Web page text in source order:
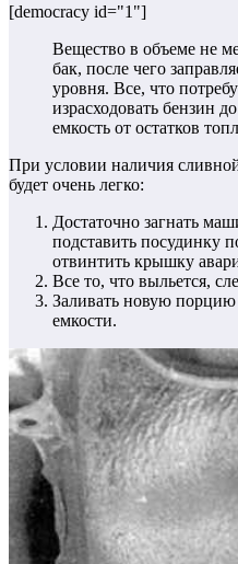
[democracy id="1"]
Вещество в объеме не
бак, после чего
уровня. Все, что
израсходовать бензин
емкость от остатков
При условии наличия
будет очень легко:
Достаточно загнать
подставить посудинку
отвинтить крышку
Все то, что выльется,
Заливать новую
емкости.